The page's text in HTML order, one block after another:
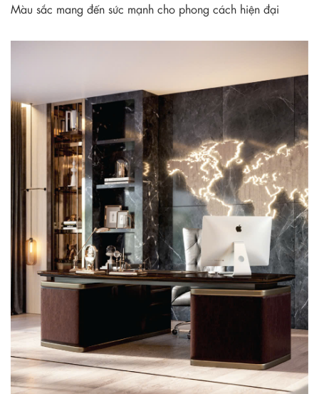
Màu sắc mang đến sức mạnh cho phong cách hiện đại